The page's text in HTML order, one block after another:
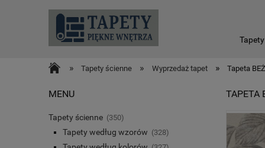
» Tapety ścienne » Wyprzedaż tapet » Tapeta
MENU
Tapety ścienne (350)
Tapety według wzorów (328)
TAPETA